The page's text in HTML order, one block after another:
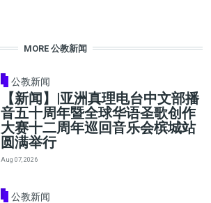
MORE 公教新闻
公教新闻
【新闻】|亚洲真理电台中文部播
音五十周年暨全球华语圣歌创作
大赛十二周年巡回音乐会槟城站
圆满举行
Aug 07, 2026
公教新闻